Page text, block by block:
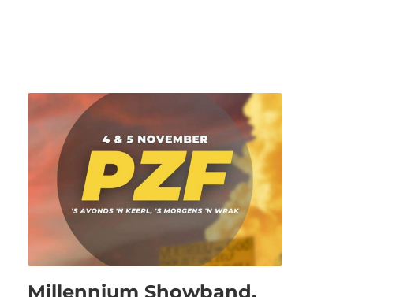
Millennium Showband,